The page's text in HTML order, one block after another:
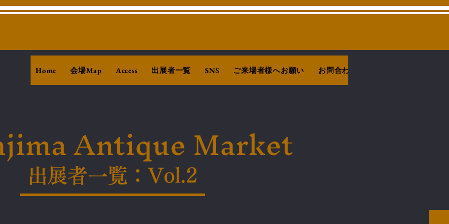
Home 会場Map Access 出展者一覧 SNS ご来場者様へお願い お問合わせ
Antique Market
出展者一覧： Vol.2